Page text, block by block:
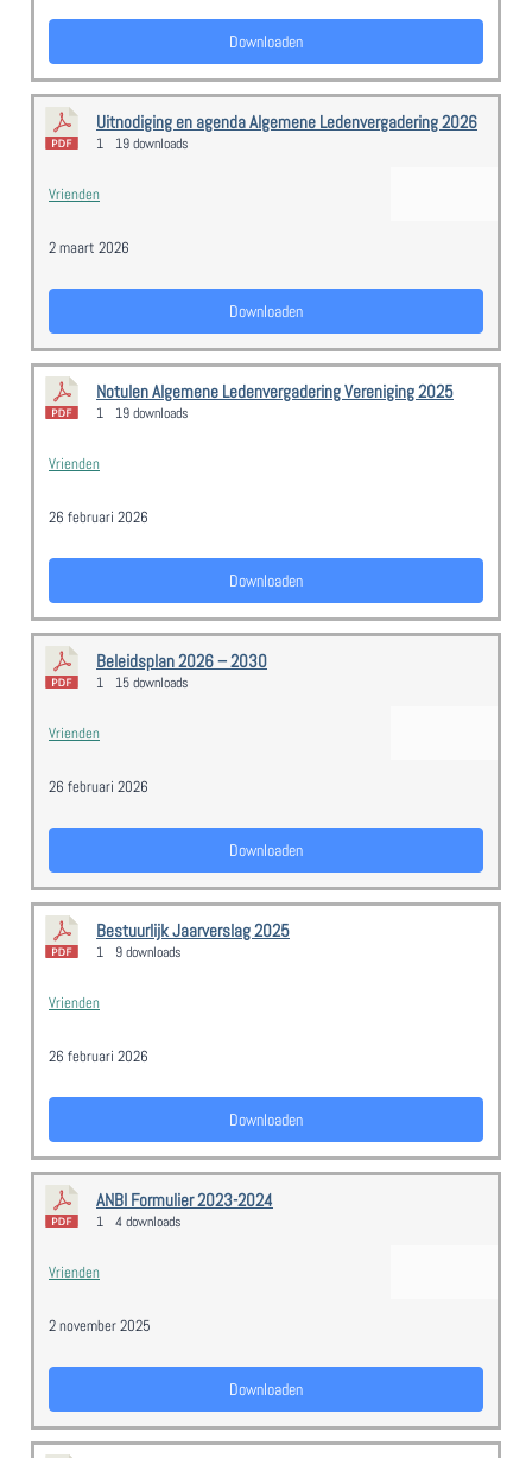
Downloaden
Uitnodiging en agenda Algemene Ledenvergadering 2026
1 19 downloads
Vrienden
2 maart 2026
Downloaden
Notulen Algemene Ledenvergadering Vereniging 2025
1 19 downloads
Vrienden
26 februari 2026
Downloaden
Beleidsplan 2026 – 2030
1 15 downloads
Vrienden
26 februari 2026
Downloaden
Bestuurlijk Jaarverslag 2025
1 9 downloads
Vrienden
26 februari 2026
Downloaden
ANBI Formulier 2023-2024
1 4 downloads
Vrienden
2 november 2025
Downloaden